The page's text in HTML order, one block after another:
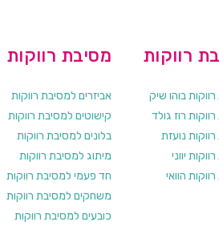
מסיבת רווקות
אביזרים למסיבת רווקות
קישוטים למסיבת רווקות
בלונים למסיבת רווקות
מיתוג למסיבת רווקות
חד פעמי למסיבת רווקות
משחקים למסיבת רווקות
כובעים למסיבת רווקות
רווקות
בוהו שיק
רוז גולד
נועזת
יווני
הוואי